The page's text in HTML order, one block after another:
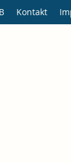
Kontakt